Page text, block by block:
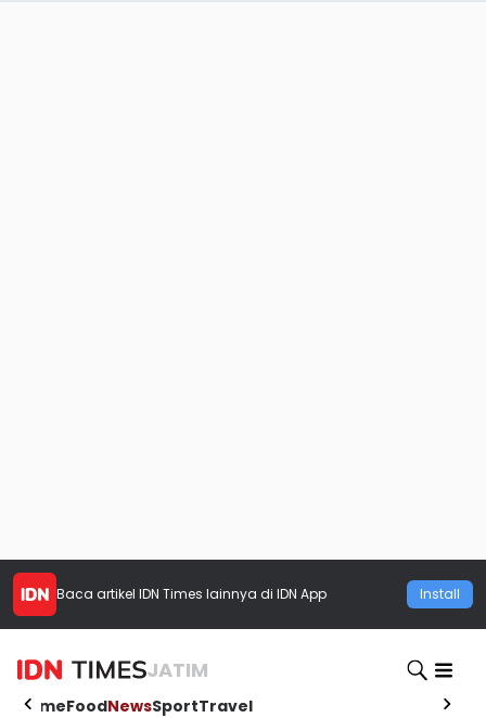
Baca artikel IDN Times lainnya di IDN App Install
JATIM
HomeFoodNewsSportTravel